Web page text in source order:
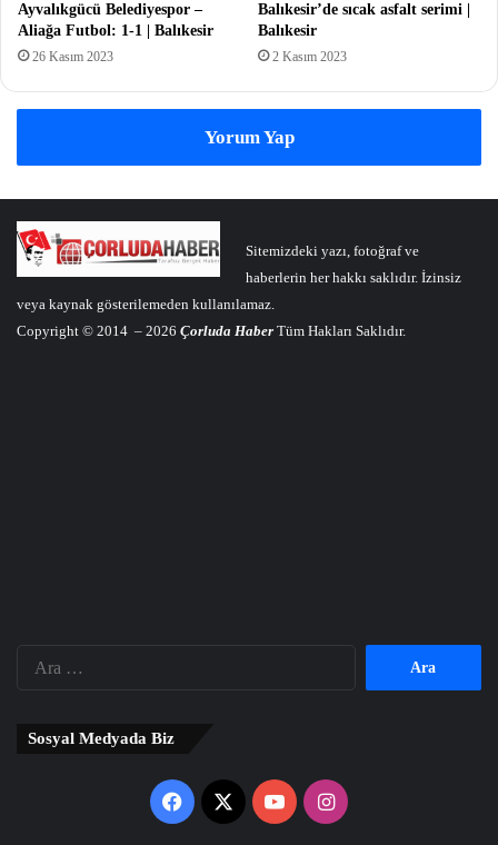
Ayvalıkgücü Belediyespor –
Aliağa Futbol: 1-1 | Balıkesir
26 Kasım 2023
Balıkesir’de sıcak asfalt serimi |
Balıkesir
2 Kasım 2023
Yorum Yap
Sitemizdeki yazı, fotoğraf ve
haberlerin her hakkı saklıdır. İzinsiz
veya kaynak gösterilemeden kullanılamaz.
Copyright © 2014 – 2026 Çorluda Haber Tüm Hakları Saklıdır.
Sosyal Medyada Biz
Facebook
X YouTubeInstagram